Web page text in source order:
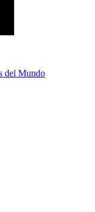
del Mundo